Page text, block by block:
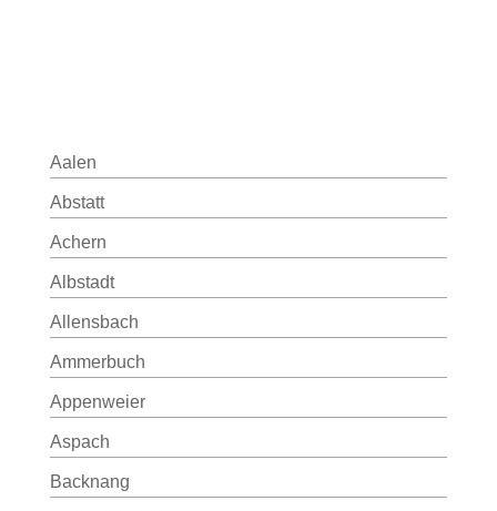
Aalen
Abstatt
Achern
Albstadt
Allensbach
Ammerbuch
Appenweier
Aspach
Backnang